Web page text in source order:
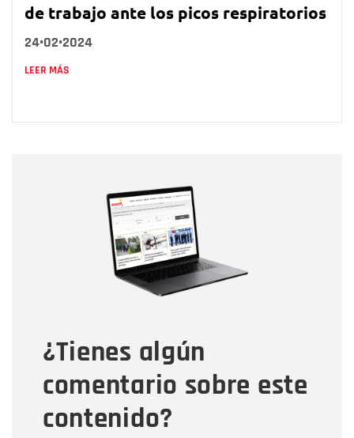
de trabajo ante los picos respiratorios
24•02•2024
LEER MÁS
¿Tienes algún
comentario sobre este
contenido?
Correo electrónico
Tipo de comentario
Mensaje